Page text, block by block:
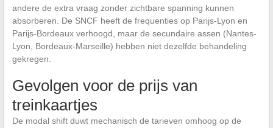
andere de extra vraag zonder zichtbare spanning kunnen
absorberen. De SNCF heeft de frequenties op Parijs-Lyon en
Parijs-Bordeaux verhoogd, maar de secundaire assen (Nantes-
Lyon, Bordeaux-Marseille) hebben niet dezelfde behandeling
gekregen.
Gevolgen voor de prijs van
treinkaartjes
De modal shift duwt mechanisch de tarieven omhoog op de